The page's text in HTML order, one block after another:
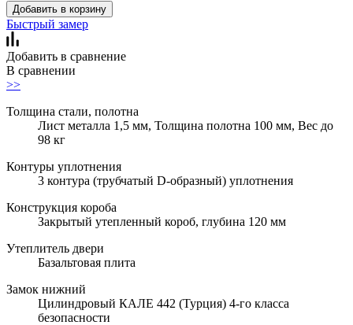
Добавить в корзину
Быстрый замер
Добавить в сравнение
В сравнении
>>
Толщина стали, полотна
Лист металла 1,5 мм, Толщина полотна 100 мм, Вес до
98 кг
Контуры уплотнения
3 контура (трубчатый D-образный) уплотнения
Конструкция короба
Закрытый утепленный короб, глубина 120 мм
Утеплитель двери
Базальтовая плита
Замок нижний
Цилиндровый КАЛЕ 442 (Турция) 4-го класса
безопасности